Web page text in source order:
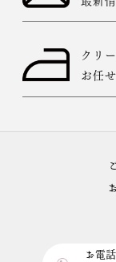
クリ
お任
お電